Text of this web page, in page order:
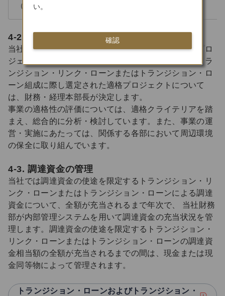
（環境目的：気候変動の緩和）
4-2. プロジェクトの評価と選定のプロセス
当社財務部が関連する事業部門と協議を行い、適格プロ
ジェクトを選定します。調達資金の使途を限定するトラ
ンジション・リンク・ローンまたはトランジション・ロ
ーン組成に際し選定された適格プロジェクトについて
は、財務・経理本部長が決定します。
事業の適格性の評価については、適格クライテリアを踏
まえ、総合的に分析・検討しています。また、事業の運
営・実施にあたっては、関係する各部において周辺環境
の保全に取り組んでいます。
4-3. 調達資金の管理
当社では調達資金の使途を限定するトランジション・リ
ンク・ローンまたはトランジション・ローンによる調達
資金について、全額が充当されるまで年次で、 当社財務
部が内部管理システムを用いて調達資金の充当状況を管
理します。調達資金の使途を限定するトランジション・
リンク・ローンまたはトランジション・ローンの調達資
金相当額の全額が充当されるまでの間は、現金または現
金同等物によって管理されます。
トランジション・ローンおよびトランジション・
い。
確認